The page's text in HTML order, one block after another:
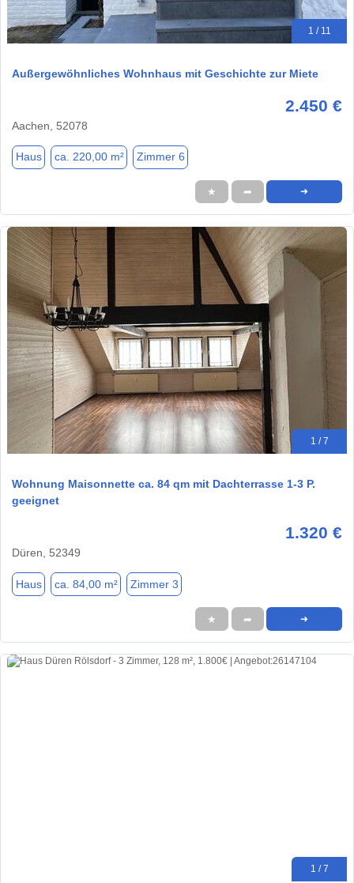
1 / 11
Außergewöhnliches Wohnhaus mit Geschichte zur Miete
2.450 €
Aachen, 52078
Haus ca. 220,00 m² Zimmer 6
★ ➦ ➜
1 / 7
Wohnung Maisonnette ca. 84 qm mit Dachterrasse 1-3 P.
geeignet
1.320 €
Düren, 52349
Haus ca. 84,00 m² Zimmer 3
★ ➦ ➜
1 / 7